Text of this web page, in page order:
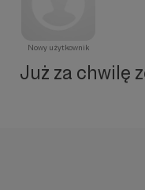
Nowy użytkownik
Już za chwilę